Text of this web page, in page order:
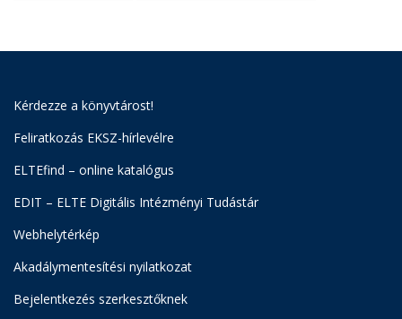
Kérdezze a könyvtárost!
Feliratkozás EKSZ-hírlevélre
ELTEfind – online katalógus
EDIT – ELTE Digitális Intézményi Tudástár
Webhelytérkép
Akadálymentesítési nyilatkozat
Bejelentkezés szerkesztőknek